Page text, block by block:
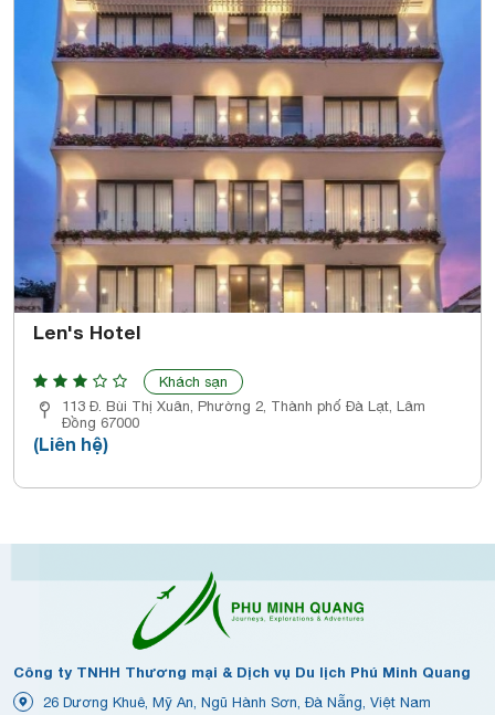
Len's Hotel
Khách sạn
113 Đ. Bùi Thị Xuân, Phường 2, Thành phố Đà Lạt, Lâm
Đồng 67000
(Liên hệ)
Công ty TNHH Thương mại & Dịch vụ Du lịch Phú Minh Quang
26 Dương Khuê, Mỹ An, Ngũ Hành Sơn, Đà Nẵng, Việt Nam